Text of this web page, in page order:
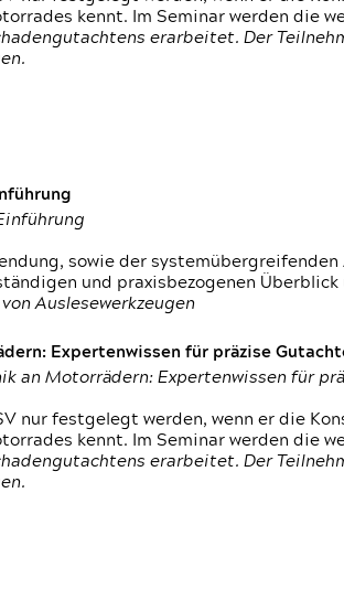
kennt. Im Seminar werden die
erarbeitet. Der
sowie der
und praxisbezogenen
Auslesewerkzeugen
Expertenwissen für präzise
an Motorrädern: Expertenwissen für
nur festgelegt werden, wenn er die
kennt. Im Seminar werden die
erarbeitet. Der